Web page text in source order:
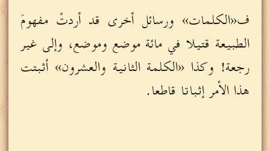
ف«الكلمات» ورسائل أخرى قد أردتْ مفهومَ
الطبيعة قتيلا في مائة موضع وموضع، وإلى غير
رجعة! وكذا «الكلمة الثانية والعشرون» أثبتت
هذا الأمر إثباتا قاطعا.